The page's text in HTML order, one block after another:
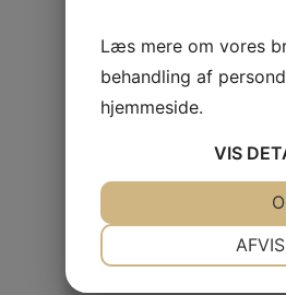
Læs mere om vores
behandling af
hjemmeside.
VIS